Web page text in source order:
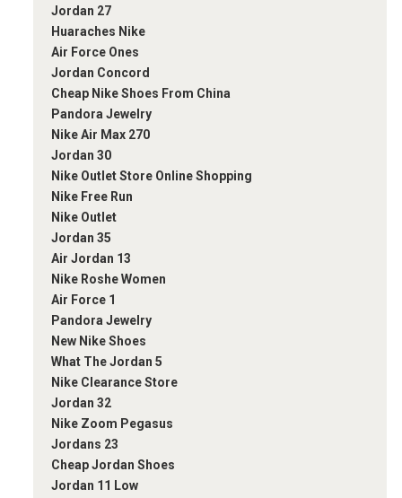
Jordan 27
Huaraches Nike
Air Force Ones
Jordan Concord
Cheap Nike Shoes From China
Pandora Jewelry
Nike Air Max 270
Jordan 30
Nike Outlet Store Online Shopping
Nike Free Run
Nike Outlet
Jordan 35
Air Jordan 13
Nike Roshe Women
Air Force 1
Pandora Jewelry
New Nike Shoes
What The Jordan 5
Nike Clearance Store
Jordan 32
Nike Zoom Pegasus
Jordans 23
Cheap Jordan Shoes
Jordan 11 Low